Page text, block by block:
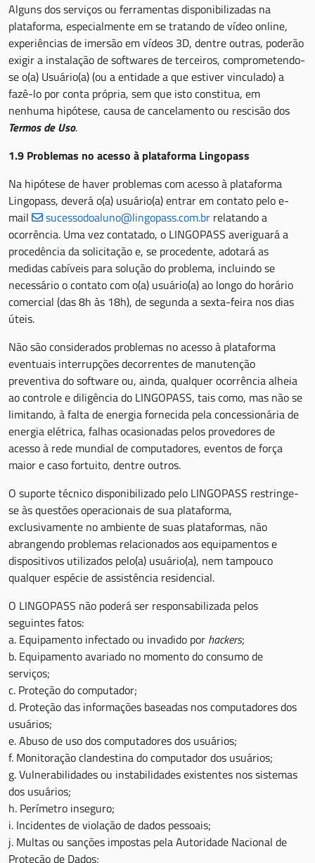
Alguns dos serviços ou ferramentas disponibilizadas na
plataforma, especialmente em se tratando de vídeo online,
experiências de imersão em vídeos 3D, dentre outras, poderão
exigir a instalação de softwares de terceiros, comprometendo-
se o(a) Usuário(a) (ou a entidade a que estiver vinculado) a
fazê-lo por conta própria, sem que isto constitua, em
nenhuma hipótese, causa de cancelamento ou rescisão dos
Termos de Uso.
1.9 Problemas no acesso à plataforma Lingopass
Na hipótese de haver problemas com acesso à plataforma
Lingopass, deverá o(a) usuário(a) entrar em contato pelo e-
mail
sucessodoaluno@lingopass.com.br relatando a
ocorrência. Uma vez contatado, o LINGOPASS averiguará a
procedência da solicitação e, se procedente, adotará as
medidas cabíveis para solução do problema, incluindo se
necessário o contato com o(a) usuário(a) ao longo do horário
comercial (das 8h às 18h), de segunda a sexta-feira nos dias
úteis.
Não são considerados problemas no acesso à plataforma
eventuais interrupções decorrentes de manutenção
preventiva do software ou, ainda, qualquer ocorrência alheia
ao controle e diligência do LINGOPASS, tais como, mas não se
limitando, à falta de energia fornecida pela concessionária de
energia elétrica, falhas ocasionadas pelos provedores de
acesso à rede mundial de computadores, eventos de força
maior e caso fortuito, dentre outros.
O suporte técnico disponibilizado pelo LINGOPASS restringe-
se às questões operacionais de sua plataforma,
exclusivamente no ambiente de suas plataformas, não
abrangendo problemas relacionados aos equipamentos e
dispositivos utilizados pelo(a) usuário(a), nem tampouco
qualquer espécie de assistência residencial.
O LINGOPASS não poderá ser responsabilizada pelos
seguintes fatos:
a. Equipamento infectado ou invadido por hackers;
b. Equipamento avariado no momento do consumo de
serviços;
c. Proteção do computador;
d. Proteção das informações baseadas nos computadores dos
usuários;
e. Abuso de uso dos computadores dos usuários;
f. Monitoração clandestina do computador dos usuários;
g. Vulnerabilidades ou instabilidades existentes nos sistemas
dos usuários;
h. Perímetro inseguro;
i. Incidentes de violação de dados pessoais;
j. Multas ou sanções impostas pela Autoridade Nacional de
Proteção de Dados;